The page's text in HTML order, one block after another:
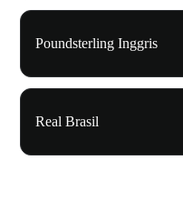
Poundsterling Inggris
Real Brasil